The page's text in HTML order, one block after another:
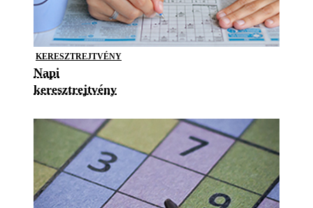
KERESZTREJTVÉNY
Napi
keresztrejtvény